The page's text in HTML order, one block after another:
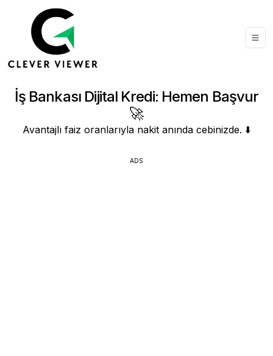
İş Bankası Dijital Kredi: Hemen Başvur
🚀
Avantajlı faiz oranlarıyla nakit anında cebinizde. ⬇️
ADS